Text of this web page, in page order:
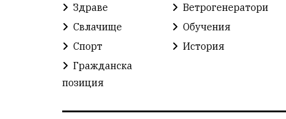
Здраве
Ветрогенератори
Свлачище
Обучения
Спорт
История
Гражданска
позиция